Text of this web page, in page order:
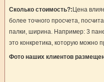
Сколько стоимость?: Цена
более точного просчета,
палки, ширина. Например: 3
это конкретика, которую можно
Фото наших клиентов